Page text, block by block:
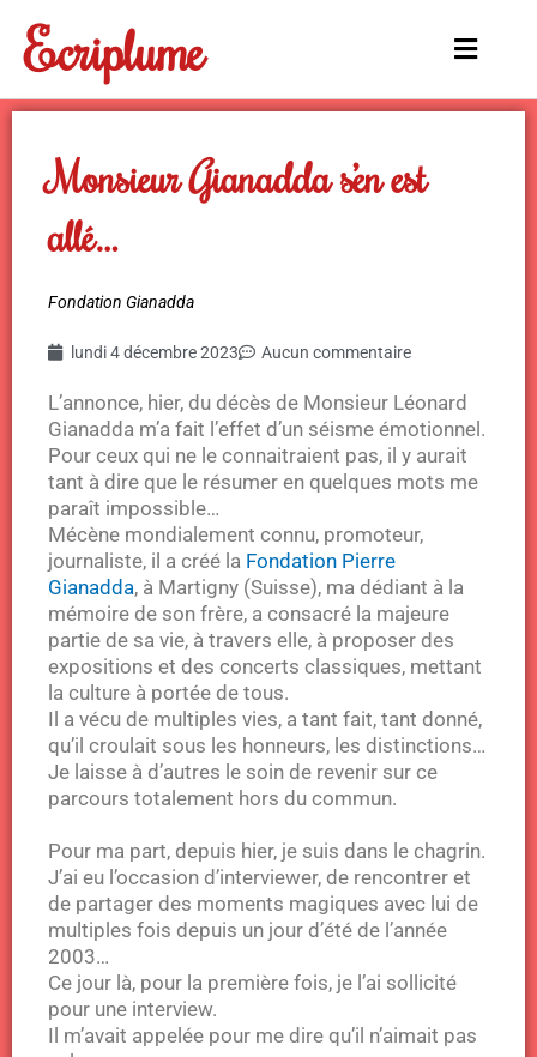
contenu
Ecriplume
Main
Monsieur Gianadda s’en est
allé…
Fondation Gianadda
lundi 4 décembre 2023 Aucun commentaire
L’annonce, hier, du décès de Monsieur Léonard
Gianadda m’a fait l’effet d’un séisme émotionnel.
Pour ceux qui ne le connaitraient pas, il y aurait
tant à dire que le résumer en quelques mots me
paraît impossible…
Mécène mondialement connu, promoteur,
journaliste, il a créé la Fondation Pierre
Gianadda, à Martigny (Suisse), ma dédiant à la
mémoire de son frère, a consacré la majeure
partie de sa vie, à travers elle, à proposer des
expositions et des concerts classiques, mettant
la culture à portée de tous.
Il a vécu de multiples vies, a tant fait, tant donné,
qu’il croulait sous les honneurs, les distinctions…
Je laisse à d’autres le soin de revenir sur ce
parcours totalement hors du commun.
Pour ma part, depuis hier, je suis dans le chagrin.
J’ai eu l’occasion d’interviewer, de rencontrer et
de partager des moments magiques avec lui de
multiples fois depuis un jour d’été de l’année
2003…
Ce jour là, pour la première fois, je l’ai sollicité
pour une interview.
Il m’avait appelée pour me dire qu’il n’aimait pas